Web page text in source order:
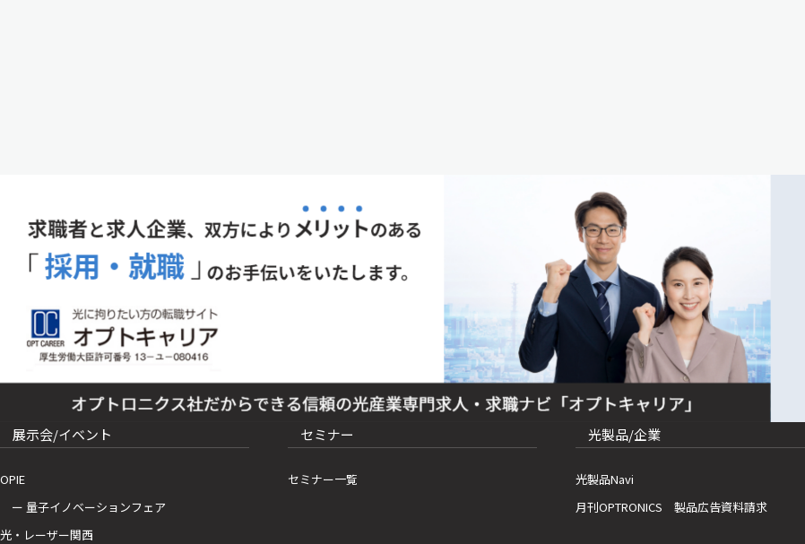
展示会/イベント
OPIE
ー 量子イノベーションフェア
光・レーザー関西
セミナー
セミナー一覧
光製品/企業
光製品Navi
月刊OPTRONICS 製品広告資料請求